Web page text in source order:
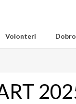
Volonteri